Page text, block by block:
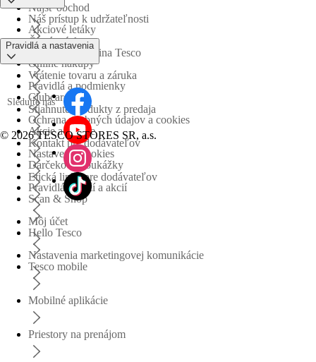
Náš prístup k udržateľnosti
Obchodná skupina Tesco
Nájsť obchod
Časté otázky
Vrátenie tovaru a záruka
Stiahnuté produkty z predaja
Kontakt pre dodávateľov
Etická linka pre dodávateľov
Akciové letáky
Online nákupy
Clubcard
Akcie a súťaže
Darčekové poukážky
Scan & Shop
Hello Tesco
Tesco mobile
Mobilné aplikácie
Priestory na prenájom
Pravidlá a nastavenia
Pravidlá a podmienky
Ochrana osobných údajov a cookies
Nastavenia cookies
Pravidlá súťaží a akcií
Môj účet
Nastavenia marketingovej komunikácie
Sledujte nás
© 2026 TESCO STORES SR, a.s.